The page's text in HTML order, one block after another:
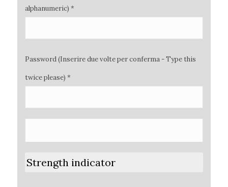
alphanumeric) *
Password (Inserire due volte per conferma - Type this
twice please) *
Strength indicator